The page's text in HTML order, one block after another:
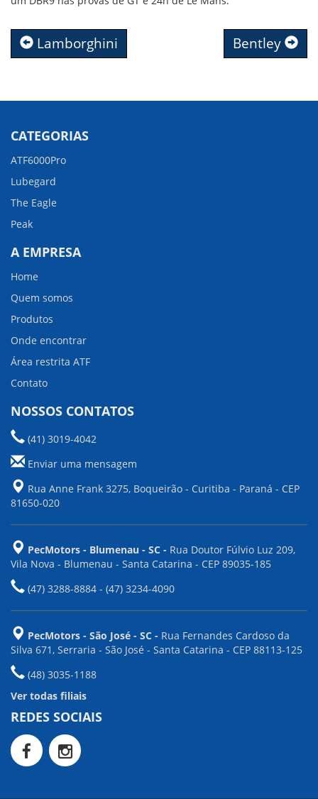
Lamborghini Bentley
CATEGORIAS
ATF6000Pro
Lubegard
The Eagle
Peak
A EMPRESA
Home
Quem somos
Produtos
Onde encontrar
Área restrita ATF
Contato
NOSSOS CONTATOS
(41) 3019-4042
Enviar uma mensagem
Rua Anne Frank 3275, Boqueirão - Curitiba - Paraná - CEP
81650-020
PecMotors - Blumenau - SC - Rua Doutor Fúlvio Luz 209,
Vila Nova - Blumenau - Santa Catarina - CEP 89035-185
(47) 3288-8884 - (47) 3234-4090
PecMotors - São José - SC - Rua Fernandes Cardoso da
Silva 671, Serraria - São José - Santa Catarina - CEP 88113-125
(48) 3035-1188
Ver todas filiais
REDES SOCIAIS